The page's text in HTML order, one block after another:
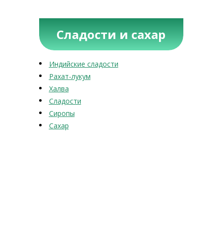
Сладости и сахар
Индийские сладости
Рахат-лукум
Халва
Сладости
Сиропы
Сахар